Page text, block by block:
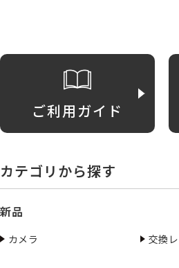
ご利用ガイド
カテゴリから探す
新品
カメラ 交換